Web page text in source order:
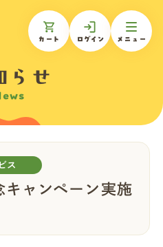
カート ログイン メニュー
らせ
ス
キャンペーン実施